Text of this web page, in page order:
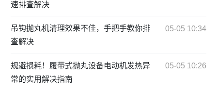
速排查解决
吊钩抛丸机清理效果不佳，手把手教你排
查解决
05-05 10:34
规避损耗！履带式抛丸设备电动机发热异
常的实用解决指南
05-05 10:26